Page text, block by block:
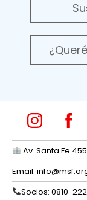
Av. Santa Fe
Email:
Socios: 0810-